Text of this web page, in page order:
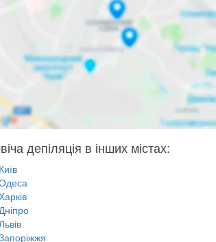
депіляція в інших містах: